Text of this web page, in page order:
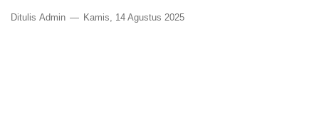
Ditulis Admin Kamis, 14 Agustus 2025